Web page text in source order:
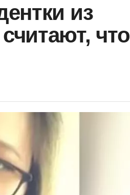
из
что